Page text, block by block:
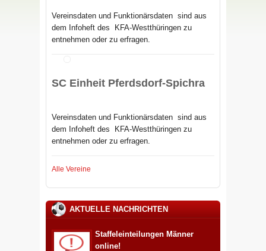
Vereinsdaten und Funktionärsdaten sind aus
dem Infoheft des
KFA-Westthüringen zu
entnehmen oder zu erfragen.
SC Einheit Pferdsdorf-Spichra
Vereinsdaten und Funktionärsdaten sind aus
dem Infoheft des
KFA-Westthüringen zu
entnehmen oder zu erfragen.
Alle Vereine
AKTUELLE NACHRICHTEN
Staffeleinteilungen Männer
online!